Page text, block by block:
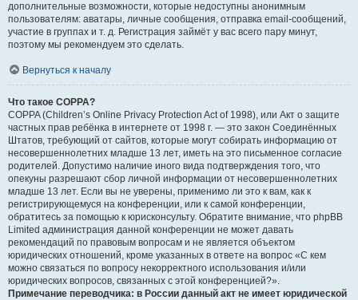
дополнительные возможности, которые недоступны анонимным
пользователям: аватары, личные сообщения, отправка email-сообщений,
участие в группах и т. д. Регистрация займёт у вас всего пару минут,
поэтому мы рекомендуем это сделать.
Вернуться к началу
Что такое COPPA?
COPPA (Children’s Online Privacy Protection Act of 1998), или Акт о защите
частных прав ребёнка в интернете от 1998 г. — это закон Соединённых
Штатов, требующий от сайтов, которые могут собирать информацию от
несовершеннолетних младше 13 лет, иметь на это письменное согласие
родителей. Допустимо наличие иного вида подтверждения того, что
опекуны разрешают сбор личной информации от несовершеннолетних
младше 13 лет. Если вы не уверены, применимо ли это к вам, как к
регистрирующемуся на конференции, или к самой конференции,
обратитесь за помощью к юрисконсульту. Обратите внимание, что phpBB
Limited администрация данной конференции не может давать
рекомендаций по правовым вопросам и не является объектом
юридических отношений, кроме указанных в ответе на вопрос «С кем
можно связаться по вопросу некорректного использования и/или
юридических вопросов, связанных с этой конференцией?».
Примечание переводчика: в России данный акт не имеет юридической